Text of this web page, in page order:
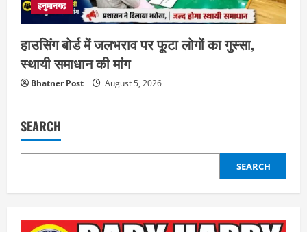
हनुमानगढ़
हाउसिंग बोर्ड में जलभराव पर फूटा लोगों का गुस्सा,
स्थायी समाधान की मांग
Bhatner Post August 5, 2026
SEARCH
SEARCH